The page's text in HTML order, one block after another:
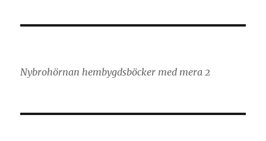
Nybrohörnan hembygdsböcker med mera 2